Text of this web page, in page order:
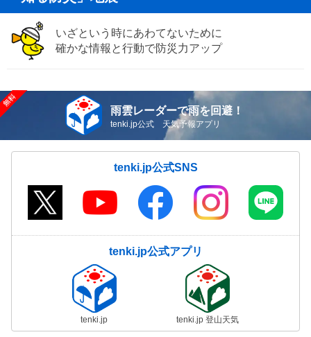
いざという時にあわてないために
確かな情報と行動で防災力アップ
雨雲レーダーで雨を回避！
tenki.jp公式 天気予報アプリ
tenki.jp公式SNS
tenki.jp公式アプリ
tenki.jp tenki.jp 登山天気